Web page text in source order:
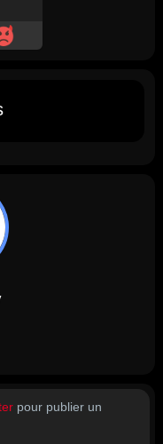
pour publier un